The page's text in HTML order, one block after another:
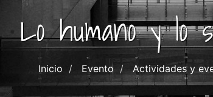
Lo humano y lo
Inicio Evento Actividades y